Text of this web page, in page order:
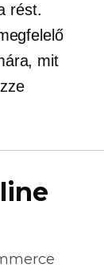
rést.
mit